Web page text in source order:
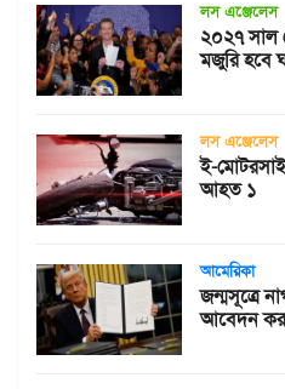
লস এঞ্জেলেস
২০২৭ সাল
মজুরি হবে
লস এঞ্জেলেস
ই-
আহত ১
আমেরিকা
জন্মসূত্রে
আবেদন করল